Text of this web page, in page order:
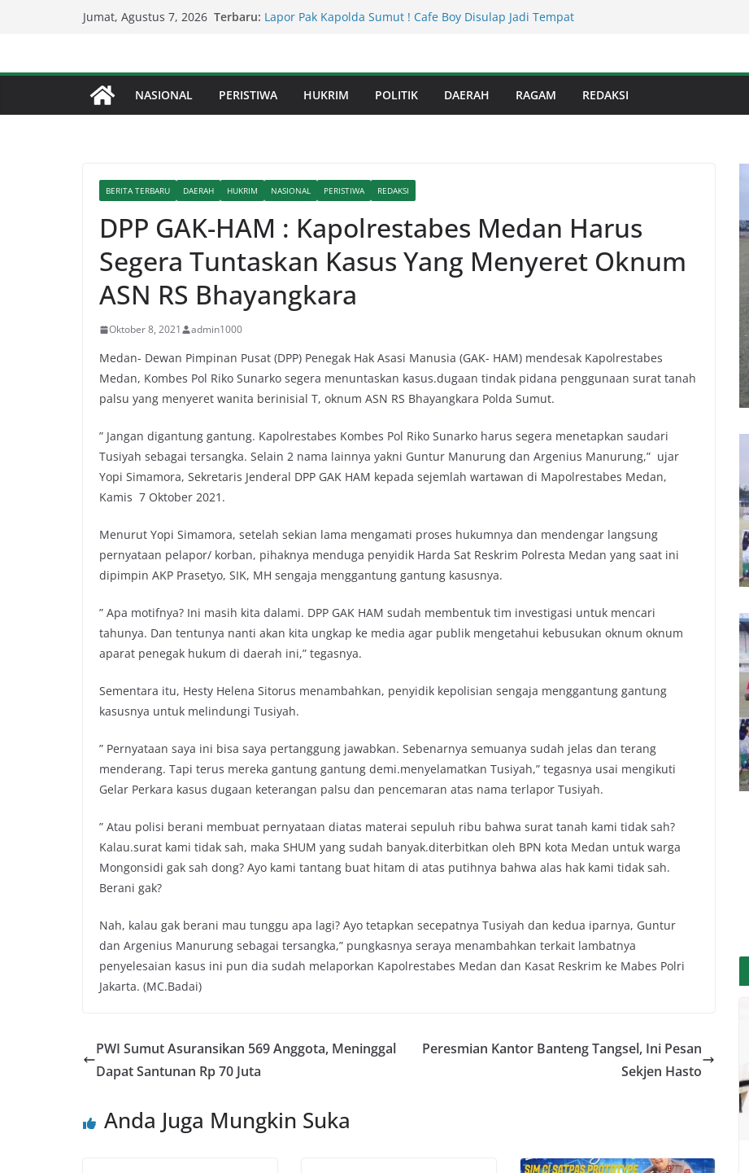
Jumat, Agustus 7, 2026 Terbaru: Lapor Pak Kapolda Sumut ! Cafe Boy Disulap Jadi Tempat
Brahrang Di Kota Binjai Bebas Beroperasi
Kapolda Sumut – Kejati Sumut Teken MoU Wujudkan
NASIONAL PERISTIWA HUKRIM POLITIK DAERAH RAGAM REDAKSI
BERITA TERBARU DAERAH HUKRIM NASIONAL PERISTIWA REDAKSI
DPP GAK-HAM : Kapolrestabes Medan Harus
Segera Tuntaskan Kasus Yang Menyeret Oknum
ASN RS Bhayangkara
Oktober 8, 2021 admin1000
Medan- Dewan Pimpinan Pusat (DPP) Penegak Hak Asasi Manusia (GAK- HAM) mendesak Kapolrestabes
Medan, Kombes Pol Riko Sunarko segera menuntaskan kasus.dugaan tindak pidana penggunaan surat tanah
palsu yang menyeret wanita berinisial T, oknum ASN RS Bhayangkara Polda Sumut.
” Jangan digantung gantung. Kapolrestabes Kombes Pol Riko Sunarko harus segera menetapkan saudari
Tusiyah sebagai tersangka. Selain 2 nama lainnya yakni Guntur Manurung dan Argenius Manurung,” ujar
Yopi Simamora, Sekretaris Jenderal DPP GAK HAM kepada sejemlah wartawan di Mapolrestabes Medan,
Kamis 7 Oktober 2021.
Menurut Yopi Simamora, setelah sekian lama mengamati proses hukumnya dan mendengar langsung
pernyataan pelapor/ korban, pihaknya menduga penyidik Harda Sat Reskrim Polresta Medan yang saat ini
dipimpin AKP Prasetyo, SIK, MH sengaja menggantung gantung kasusnya.
” Apa motifnya? Ini masih kita dalami. DPP GAK HAM sudah membentuk tim investigasi untuk mencari
tahunya. Dan tentunya nanti akan kita ungkap ke media agar publik mengetahui kebusukan oknum oknum
aparat penegak hukum di daerah ini,” tegasnya.
Sementara itu, Hesty Helena Sitorus menambahkan, penyidik kepolisian sengaja menggantung gantung
kasusnya untuk melindungi Tusiyah.
” Pernyataan saya ini bisa saya pertanggung jawabkan. Sebenarnya semuanya sudah jelas dan terang
menderang. Tapi terus mereka gantung gantung demi.menyelamatkan Tusiyah,” tegasnya usai mengikuti
Gelar Perkara kasus dugaan keterangan palsu dan pencemaran atas nama terlapor Tusiyah.
” Atau polisi berani membuat pernyataan diatas materai sepuluh ribu bahwa surat tanah kami tidak sah?
Kalau.surat kami tidak sah, maka SHUM yang sudah banyak.diterbitkan oleh BPN kota Medan untuk warga
Mongonsidi gak sah dong? Ayo kami tantang buat hitam di atas putihnya bahwa alas hak kami tidak sah.
Berani gak?
Nah, kalau gak berani mau tunggu apa lagi? Ayo tetapkan secepatnya Tusiyah dan kedua iparnya, Guntur
dan Argenius Manurung sebagai tersangka,” pungkasnya seraya menambahkan terkait lambatnya
penyelesaian kasus ini pun dia sudah melaporkan Kapolrestabes Medan dan Kasat Reskrim ke Mabes Polri
Jakarta. (MC.Badai)
PWI Sumut Asuransikan 569 Anggota, Meninggal
Dapat Santunan Rp 70 Juta
Peresmian Kantor Banteng Tangsel, Ini Pesan
Sekjen Hasto
Anda Juga Mungkin Suka